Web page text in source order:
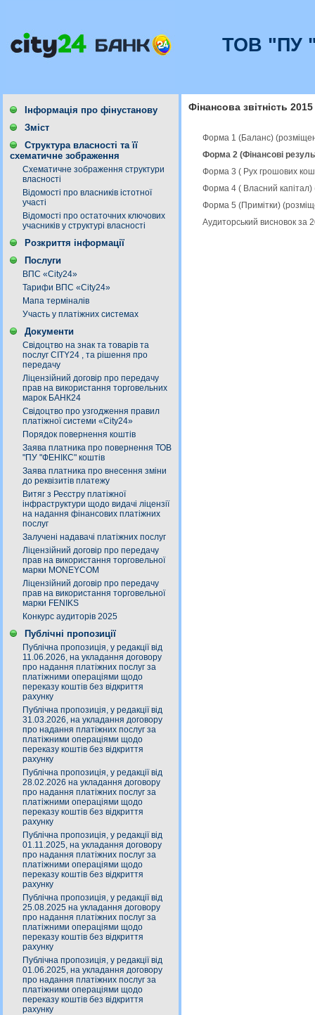
ТОВ "ПУ
Інформація про фінустанову
Зміст
Структура власності та її
схематичне зображення
Схематичне зображення структури
власності
Відомості про власників істотної
участі
Відомості про остаточних ключових
учасників у структурі власності
Розкриття інформації
Послуги
ВПС «City24»
Тарифи ВПС «City24»
Мапа терміналів
Участь у платіжних системах
Документи
Свідоцтво на знак та товарів та
послуг СITY24 , та рішення про
передачу
Ліцензійний договір про передачу
прав на використання торговельних
марок БАНК24
Свідоцтво про узгодження правил
платіжної системи «City24»
Порядок повернення коштів
Заява платника про повернення ТОВ
"ПУ "ФЕНІКС" коштів
Заява платника про внесення зміни
до реквізитів платежу
Витяг з Реєстру платіжної
інфраструктури щодо видачі ліцензії
на надання фінансових платіжних
послуг
Залучені надавачі платіжних послуг
Ліцензійний договір про передачу
прав на використання торговельної
марки MONEYCOM
Ліцензійний договір про передачу
прав на використання торговельної
марки FENIKS
Конкурс аудиторів 2025
Публічні пропозиції
Публічна пропозиція, у редакції від
11.06.2026, на укладання договору
про надання платіжних послуг за
платіжними операціями щодо
переказу коштів без відкриття
рахунку
Публічна пропозиція, у редакції від
31.03.2026, на укладання договору
про надання платіжних послуг за
платіжними операціями щодо
переказу коштів без відкриття
рахунку
Публічна пропозиція, у редакції від
28.02.2026 на укладання договору
про надання платіжних послуг за
платіжними операціями щодо
переказу коштів без відкриття
рахунку
Публічна пропозиція, у редакції від
01.11.2025, на укладання договору
про надання платіжних послуг за
платіжними операціями щодо
переказу коштів без відкриття
рахунку
Публічна пропозиція, у редакції від
25.08.2025 на укладання договору
про надання платіжних послуг за
платіжними операціями щодо
переказу коштів без відкриття
рахунку
Публічна пропозиція, у редакції від
01.06.2025, на укладання договору
про надання платіжних послуг за
платіжними операціями щодо
переказу коштів без відкриття
рахунку
Фінансова звітність 2015
Форма 1 (Баланс)
Форма 2 (Фінансові
Форма 3 ( Рух грошових
Форма 4 ( Власний
Форма 5 (Примітки)
Аудиторський висновок